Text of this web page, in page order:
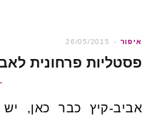
איפור 26/05/2015
פסטליות פרחונית
אביב-קיץ כבר כאן,